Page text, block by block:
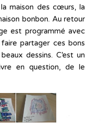
maison des cœurs, la
bonbon. Au retour
est programmé avec
partager ces bons
dessins. C’est un
en question, de le